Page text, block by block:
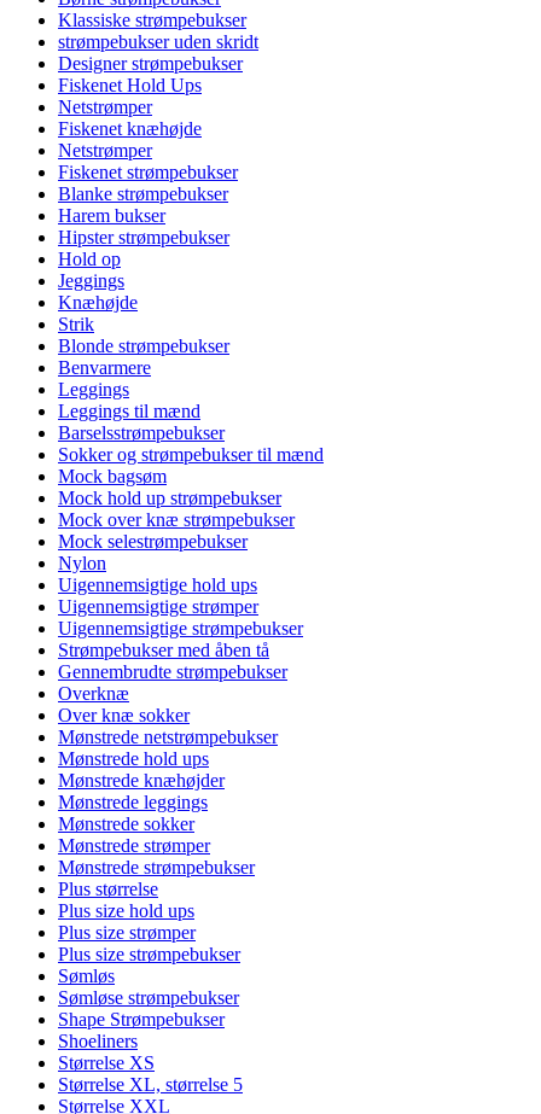
Klassiske strømpebukser
strømpebukser uden skridt
Designer strømpebukser
Fiskenet Hold Ups
Netstrømper
Fiskenet knæhøjde
Netstrømper
Fiskenet strømpebukser
Blanke strømpebukser
Harem bukser
Hipster strømpebukser
Hold op
Jeggings
Knæhøjde
Strik
Blonde strømpebukser
Benvarmere
Leggings
Leggings til mænd
Barselsstrømpebukser
Sokker og strømpebukser til mænd
Mock bagsøm
Mock hold up strømpebukser
Mock over knæ strømpebukser
Mock selestrømpebukser
Nylon
Uigennemsigtige hold ups
Uigennemsigtige strømper
Uigennemsigtige strømpebukser
Strømpebukser med åben tå
Gennembrudte strømpebukser
Overknæ
Over knæ sokker
Mønstrede netstrømpebukser
Mønstrede hold ups
Mønstrede knæhøjder
Mønstrede leggings
Mønstrede sokker
Mønstrede strømper
Mønstrede strømpebukser
Plus størrelse
Plus size hold ups
Plus size strømper
Plus size strømpebukser
Sømløs
Sømløse strømpebukser
Shape Strømpebukser
Shoeliners
Størrelse XS
Størrelse XL, størrelse 5
Størrelse XXL